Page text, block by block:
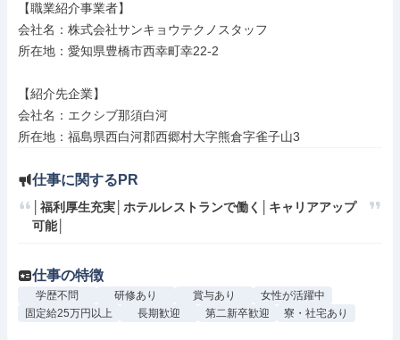
【職業紹介事業者】
会社名：株式会社サンキョウテクノスタッフ
所在地：愛知県豊橋市西幸町幸22-2
【紹介先企業】
会社名：エクシブ那須白河
所在地：福島県西白河郡西郷村大字熊倉字雀子山3
仕事に関するPR
│福利厚生充実│ホテルレストランで働く│キャリアアップ
可能│
仕事の特徴
学歴不問 研修あり 賞与あり
女性が活躍中
固定給25万円以上
長期歓迎 第二新卒歓迎 寮・社宅あり